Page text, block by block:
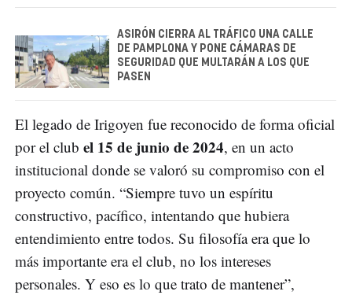
ASIRÓN CIERRA AL TRÁFICO UNA CALLE
DE PAMPLONA Y PONE CÁMARAS DE
SEGURIDAD QUE MULTARÁN A LOS QUE
PASEN
El legado de Irigoyen fue reconocido de forma oficial
por el club el 15 de junio de 2024, en un acto
institucional donde se valoró su compromiso con el
proyecto común. “Siempre tuvo un espíritu
constructivo, pacífico, intentando que hubiera
entendimiento entre todos. Su filosofía era que lo
más importante era el club, no los intereses
personales. Y eso es lo que trato de mantener”,